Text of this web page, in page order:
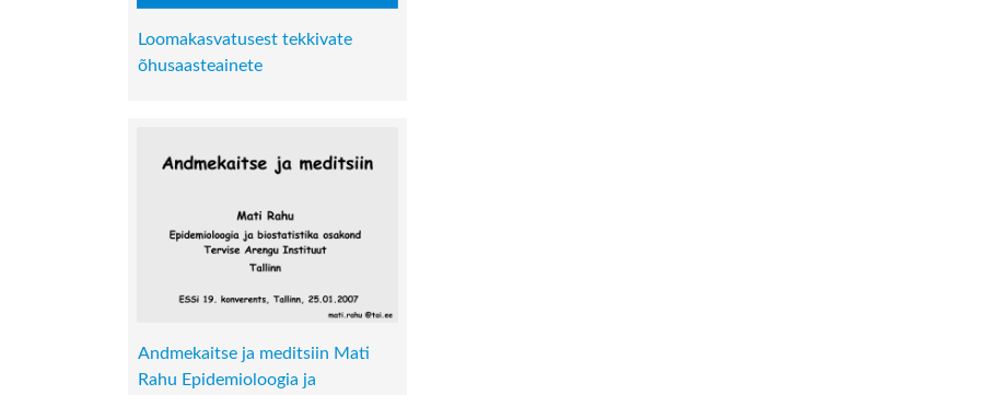
Loomakasvatusest tekkivate
õhusaasteainete
Andmekaitse ja meditsiin Mati
Rahu Epidemioloogia ja